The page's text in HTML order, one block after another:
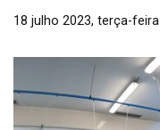
18 julho 2023, terça-feira